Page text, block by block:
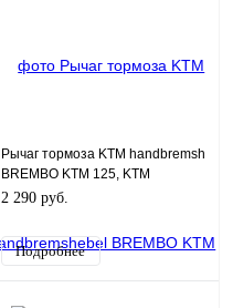
Рычаг тормоза KTM handbremshebel
BREMBO KTM 125, KTM
150/200/250/300/350/400/450/500/
2 290 руб.
Подробнее